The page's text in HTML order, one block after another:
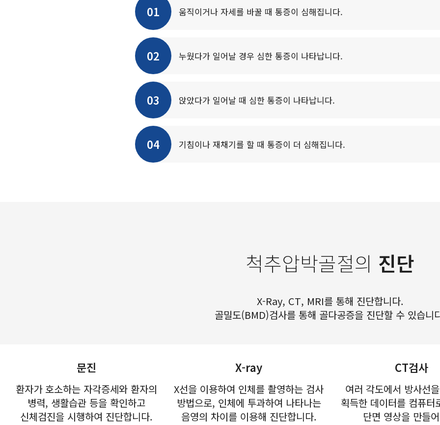
01 움직이거나 자세를 바꿀 때 통증이 심해집니다.
02 누웠다가 일어날 경우 심한 통증이 나타납니다.
03 앉았다가 일어날 때 심한 통증이 나타납니다.
04 기침이나 재채기를 할 때 통증이 더 심해집니다.
척추압박골절의 진단
X-Ray, CT, MRI를 통해 진단합니다.
골밀도(BMD)검사를 통해 골다공증을 진단할 수 있습니
문진
환자가 호소하는 자각증세와 환자의
병력, 생활습관 등을 확인하고
신체검진을 시행하여 진단합니다.
X-ray
X선을 이용하여 인체를 촬영하는 검사
방법으로, 인체에 투과하여 나타나는
음영의 차이를 이용해 진단합니다.
CT검사
여러 각도에서 방사선
획득한 데이터를 컴퓨터
단면 영상을 만들